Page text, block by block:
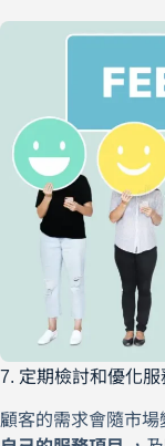
7. 定期檢討和優化服
顧客的需求會隨市